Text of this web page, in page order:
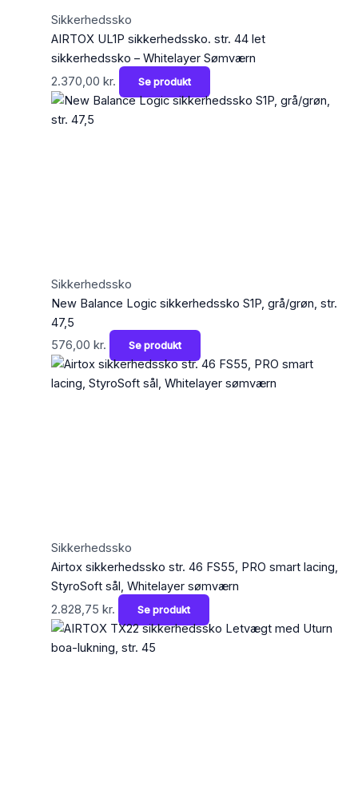
Sikkerhedssko
AIRTOX UL1P sikkerhedssko. str. 44 let
sikkerhedssko – Whitelayer Sømværn
2.370,00 kr. Se produkt
Sikkerhedssko
New Balance Logic sikkerhedssko S1P, grå/grøn, str.
47,5
576,00 kr. Se produkt
Sikkerhedssko
Airtox sikkerhedssko str. 46 FS55, PRO smart lacing,
StyroSoft sål, Whitelayer sømværn
2.828,75 kr. Se produkt